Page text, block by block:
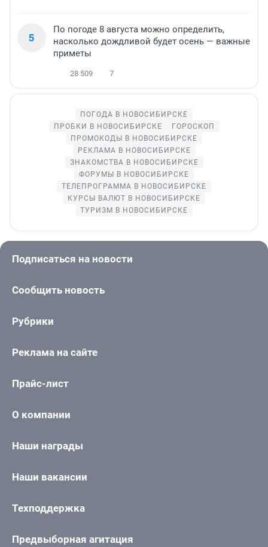
5
По погоде 8 августа можно определить,
насколько дождливой будет осень — важные
приметы
28 509 7
ПОГОДА В НОВОСИБИРСКЕ
ПРОБКИ В НОВОСИБИРСКЕ
ГОРОСКОП
ПРОМОКОДЫ В НОВОСИБИРСКЕ
РЕКЛАМА В НОВОСИБИРСКЕ
ЗНАКОМСТВА В НОВОСИБИРСКЕ
ФОРУМЫ В НОВОСИБИРСКЕ
ТЕЛЕПРОГРАММА В НОВОСИБИРСКЕ
КУРСЫ ВАЛЮТ В НОВОСИБИРСКЕ
ТУРИЗМ В НОВОСИБИРСКЕ
Подписаться на новости
Сообщить новость
Рубрики
Реклама на сайте
Прайс-лист
О компании
Наши награды
Наши вакансии
Техподдержка
Предвыборная агитация